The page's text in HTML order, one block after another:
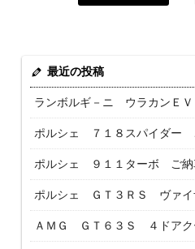
最近の投稿
ランボルギ－ニ ウラカンＥ
ポルシェ ７１８スパイダー
ポルシェ ９１１ターボ ご納
ポルシェ ＧＴ３ＲＳ ヴァ
ＡＭＧ ＧＴ６３Ｓ ４ドア